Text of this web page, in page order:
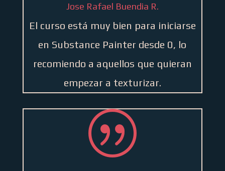
Jose Rafael Buendia R.
El curso está muy bien para iniciarse
en Substance Painter desde 0, lo
recomiendo a aquellos que quieran
empezar a texturizar.
|